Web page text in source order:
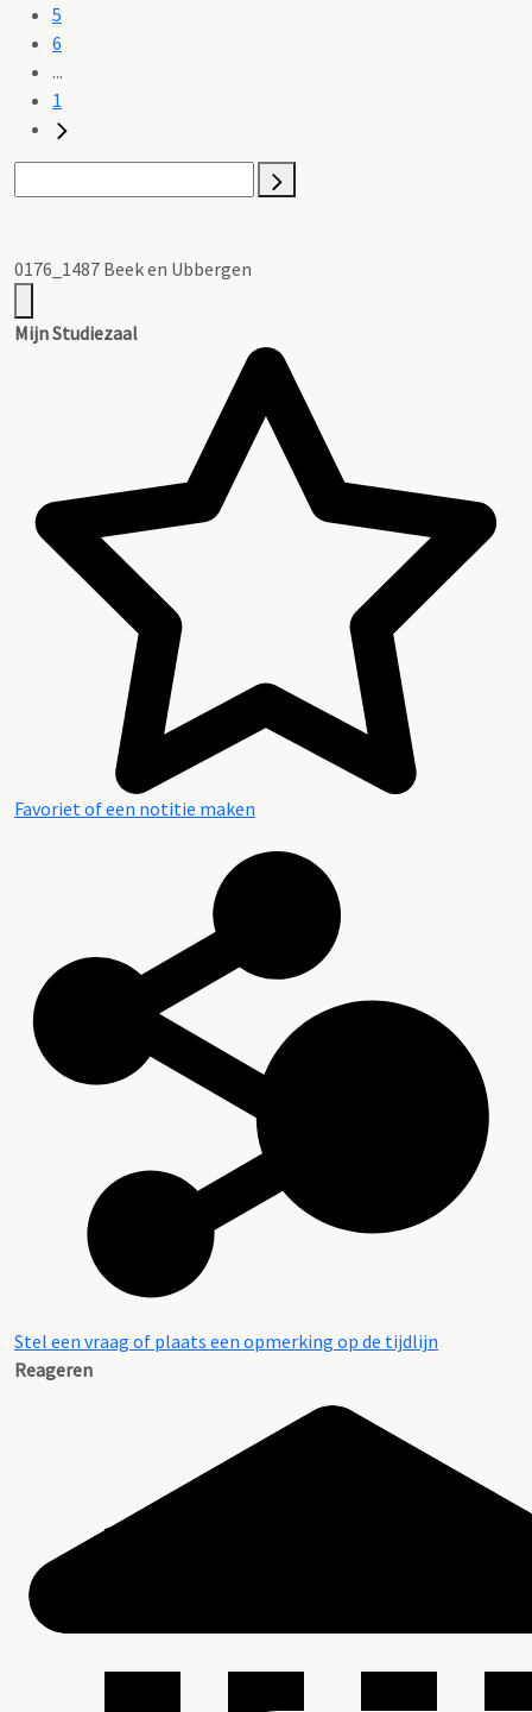
5
6
...
1
0176_1487 Beek en Ubbergen
Mijn Studiezaal
Favoriet of een notitie maken
Stel een vraag of plaats een opmerking op de tijdlijn
Reageren